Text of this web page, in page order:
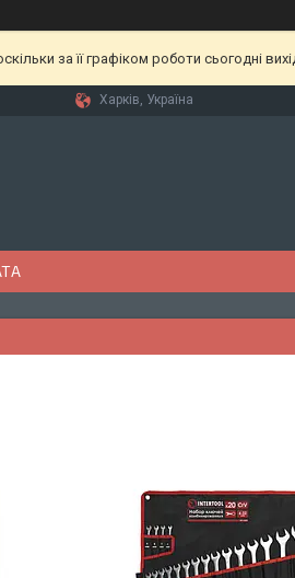
за її графіком роботи сьогодні
Харків, Україна